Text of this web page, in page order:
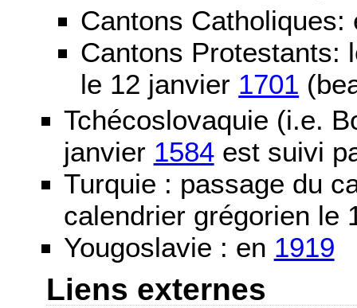
Cantons
Cantons Protestants:
le 12 janvier 1701
Tchécoslovaquie (i.e.
janvier 1584est suivi
Turquie : passage du
calendrier grégorien le
Yougoslavie : en 1919
Liens externes